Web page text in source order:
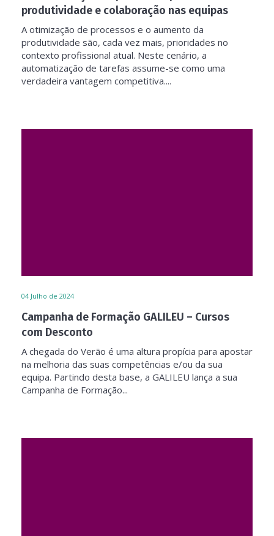
produtividade e colaboração nas equipas
A otimização de processos e o aumento da
produtividade são, cada vez mais, prioridades no
contexto profissional atual. Neste cenário, a
automatização de tarefas assume-se como uma
verdadeira vantagem competitiva....
04 Julho de 2024
Campanha de Formação GALILEU – Cursos
com Desconto
A chegada do Verão é uma altura propícia para apostar
na melhoria das suas competências e/ou da sua
equipa. Partindo desta base, a GALILEU lança a sua
Campanha de Formação...